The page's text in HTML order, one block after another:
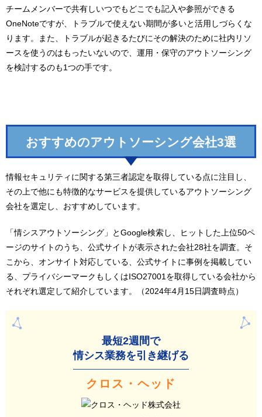
チームメンバーで共有しいつでもどこでも記入や参照ができる
OneNoteですが、トラブルで使えない期間が多いと活用しづらくな
ります。また、トラブルが起きるたびにその解決のために社内リソ
ースを使うのはもったいないので、運用・保守のアウトソーシング
を検討するのも1つの手です。
おすすめのアウトソーシング会社3選
情報セキュリティに関する第三者認定を取得している点に注目し、
その上で他にも特徴的なサービスを提供しているアウトソーシング
会社を選定し、おすすめしています。
「情シスアウトソーシング」とGoogle検索し、ヒットした上位50ペ
ージのサイトのうち、公式サイトが表示された会社28社を調査。そ
こから、オンサイト対応している、公式サイトに事例を掲載してい
る、プライバシーマークもしくはISO27001を取得している会社から
それぞれ選定して紹介しています。（2024年4月15日調査時点）
最短2週間で
情シス業務を引き継げる
クロス・ヘッド